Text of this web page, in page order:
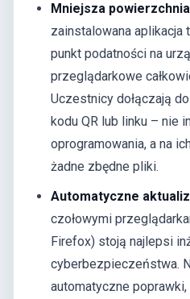
Mniejsza
zainstalowana aplikacja
punkt podatności na
przeglądarkowe
Uczestnicy dołączają
kodu QR lub linku – nie
oprogramowania, a na
żadne zbędne pliki.
Automatyczne
czołowymi
Firefox) stoją najlepsi
cyberbezpieczeństwa.
automatyczne